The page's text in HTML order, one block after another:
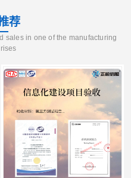
荐
sales in one of the manufacturing